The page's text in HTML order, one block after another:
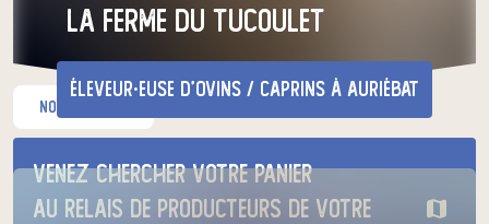
la ferme du tucoulet
éleveur·euse d'ovins / caprins à Auriébat
Venez chercher votre panier
au relais de producteurs de votre
nos produits